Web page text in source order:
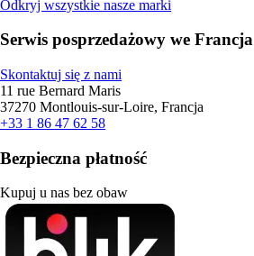
Odkryj wszystkie nasze marki
Serwis posprzedażowy we Francja
Skontaktuj się z nami
11 rue Bernard Maris
37270 Montlouis-sur-Loire, Francja
+33 1 86 47 62 58
Bezpieczna płatność
Kupuj u nas bez obaw